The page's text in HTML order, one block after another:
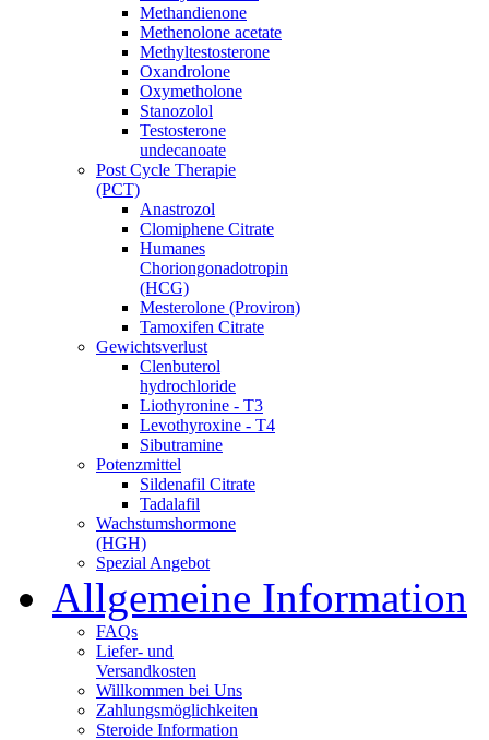
Methandienone
Methenolone acetate
Methyltestosterone
Oxandrolone
Oxymetholone
Stanozolol
Testosterone
undecanoate
Post Cycle Therapie
(PCT)
Anastrozol
Clomiphene Citrate
Humanes
Choriongonadotropin
(HCG)
Mesterolone (Proviron)
Tamoxifen Citrate
Gewichtsverlust
Clenbuterol
hydrochloride
Liothyronine - T3
Levothyroxine - T4
Sibutramine
Potenzmittel
Sildenafil Citrate
Tadalafil
Wachstumshormone
(HGH)
Spezial Angebot
Allgemeine Information
FAQs
Liefer- und
Versandkosten
Willkommen bei Uns
Zahlungsmöglichkeiten
Steroide Information